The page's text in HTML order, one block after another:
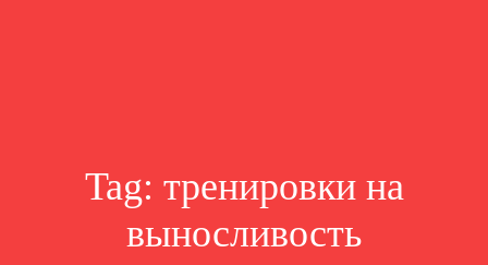
Tag: тренировки на
выносливость